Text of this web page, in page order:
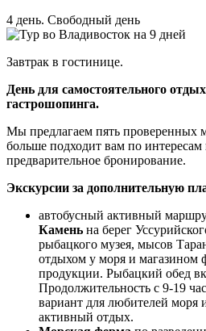
4 день. Свободный день
Завтрак в гостинице.
День для самостоятельного
гастрошопинга.
Мы предлагаем пять проверенных
больше подходит вам по
предварительное бронирование.
Экскурсии за дополнительную
автобусный активный
Камень на берег
рыбацкого музея, мысов
отдыхом у моря и магазином
продукции. Рыбацкий обед
Продолжительность с 9-19
вариант для любителей моря
активный отдых.